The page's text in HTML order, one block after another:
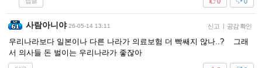
사람아니야 26-05-14 13:11 신고 | 공감 확인
우리나라보다 일본이나 다른 나라가 의료보험 더 빡쌔지 않나..? 그래
서 의사들 돈 벌이는 우리나라가 좋잖아